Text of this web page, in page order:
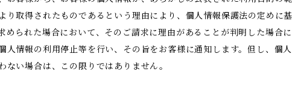
り取得されたものであるという理由により、個人情報保護法の定めに
められた場合において、そのご請求に理由があることが判明した場合
人情報の利用停止等を行い、その旨をお客様に通知します。但し、個
ない場合は、この限りではありません。